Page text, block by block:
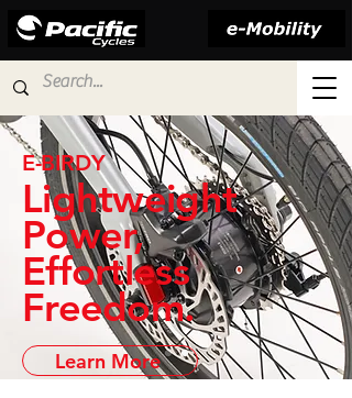
E-BIRDY
Lightweight
Power,
Effortless
Freedom.
Learn More